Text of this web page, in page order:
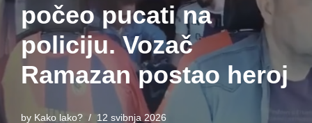
počeo pucati na
policiju. Vozač
Ramazan postao heroj
by Kako lako? 12 svibnja 2026